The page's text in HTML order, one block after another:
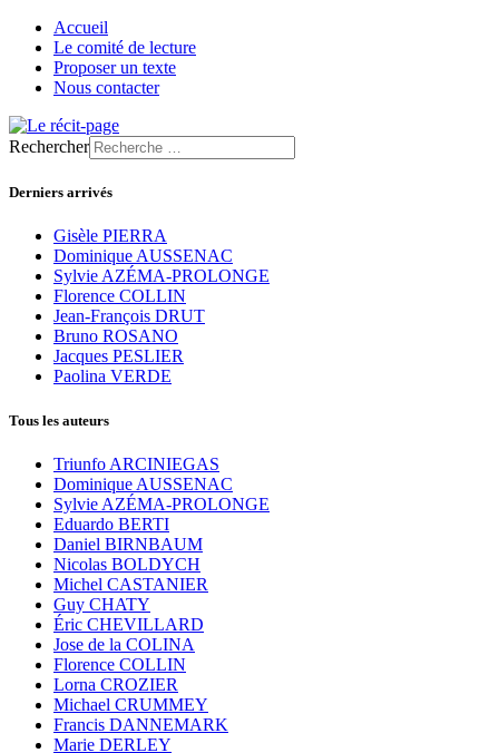
Accueil
Le comité de lecture
Proposer un texte
Nous contacter
Rechercher
Derniers arrivés
Gisèle PIERRA
Dominique AUSSENAC
Sylvie AZÉMA-PROLONGE
Florence COLLIN
Jean-François DRUT
Bruno ROSANO
Jacques PESLIER
Paolina VERDE
Tous les auteurs
Triunfo ARCINIEGAS
Dominique AUSSENAC
Sylvie AZÉMA-PROLONGE
Eduardo BERTI
Daniel BIRNBAUM
Nicolas BOLDYCH
Michel CASTANIER
Guy CHATY
Éric CHEVILLARD
Jose de la COLINA
Florence COLLIN
Lorna CROZIER
Michael CRUMMEY
Francis DANNEMARK
Marie DERLEY